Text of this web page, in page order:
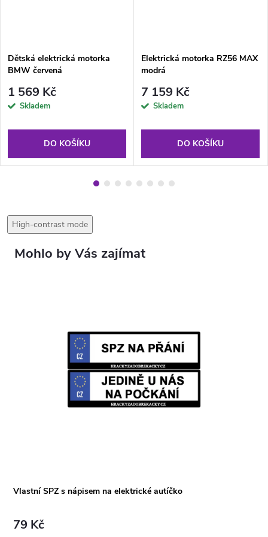
Dětská elektrická motorka
BMW červená
1 569 Kč
Skladem
DO KOŠÍKU
Elektrická motorka RZ56 MAX
modrá
7 159 Kč
Skladem
DO KOŠÍKU
High-contrast mode
Vlastní SPZ s nápisem na elektrické autíčko
79 Kč